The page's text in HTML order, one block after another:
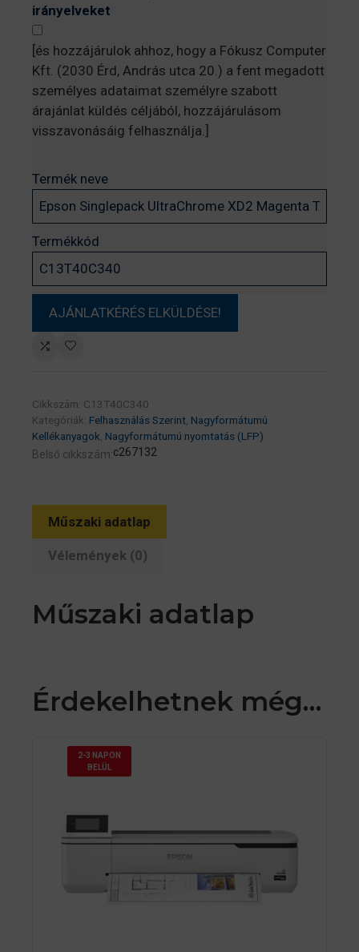
irányelveket
[és hozzájárulok ahhoz, hogy a Fókusz Computer
Kft. (2030 Érd, András utca 20.) a fent megadott
személyes adataimat személyre szabott
árajánlat küldés céljából, hozzájárulásom
visszavonásáig felhasználja.]
Termék neve
Termékkód
Cikkszám: C13T40C340
Kategóriák: Felhasználás Szerint, Nagyformátumú
Kellékanyagok, Nagyformátumú nyomtatás (LFP)
Belső cikkszám:c267132
Műszaki adatlap
Vélemények (0)
Műszaki adatlap
Érdekelhetnek még…
2-3 NAPON
BELÜL